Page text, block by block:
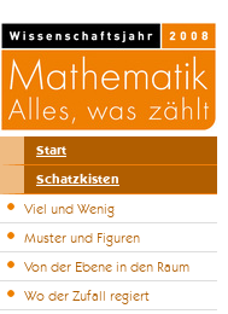
Start
Schatzkisten
Viel und Wenig
Muster und Figuren
Von der Ebene in den Raum
Wo der Zufall regiert